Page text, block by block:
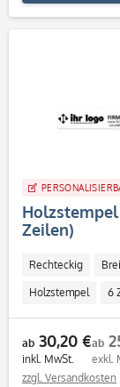
Zeilen)
Rechteckig
Holzstempel 6
ab 30,20 €
inkl. MwSt.
ab
exkl.
zzgl. Versandkosten